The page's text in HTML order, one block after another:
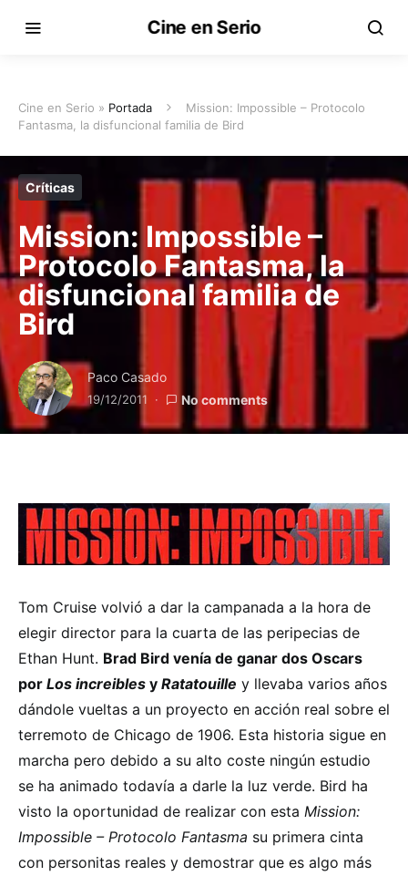
Cine en Serio
Cine en Serio » Portada
Mission: Impossible – Protocolo
Fantasma, la disfuncional familia de Bird
Críticas
Mission: Impossible –
Protocolo Fantasma, la
disfuncional familia de
Bird
Paco Casado
19/12/2011 No comments
Tom Cruise volvió a dar la campanada a la hora de
elegir director para la cuarta de las peripecias de
Ethan Hunt. Brad Bird venía de ganar dos Oscars
por Los increibles y Ratatouille y llevaba varios años
dándole vueltas a un proyecto en acción real sobre el
terremoto de Chicago de 1906. Esta historia sigue en
marcha pero debido a su alto coste ningún estudio
se ha animado todavía a darle la luz verde. Bird ha
visto la oportunidad de realizar con esta Mission:
Impossible – Protocolo Fantasma su primera cinta
con personitas reales y demostrar que es algo más